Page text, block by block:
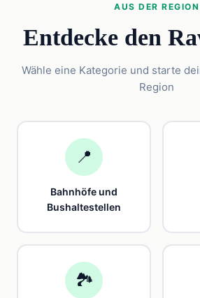
AUS DER REGION
Entdecke den
Wähle eine Kategorie und starte
Region
📍
Bahnhöfe und
Bushaltestellen
🏞️